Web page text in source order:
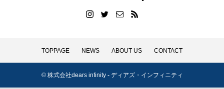
TOPPAGE NEWS ABOUT US CONTACT
© 株式会社dears infinity - ディアズ・インフィニティ